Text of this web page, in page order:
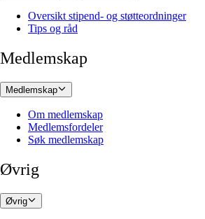
Oversikt stipend- og støtteordninger
Tips og råd
Medlemskap
Medlemskap
Om medlemskap
Medlemsfordeler
Søk medlemskap
Øvrig
Øvrig